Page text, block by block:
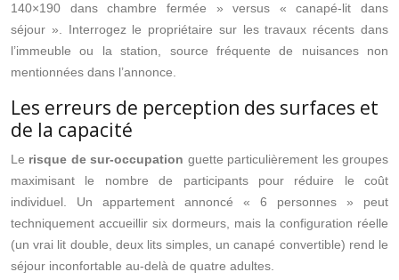
140×190 dans chambre fermée » versus « canapé-lit dans
séjour ». Interrogez le propriétaire sur les travaux récents dans
l’immeuble ou la station, source fréquente de nuisances non
mentionnées dans l’annonce.
Les erreurs de perception des surfaces et
de la capacité
Le risque de sur-occupation guette particulièrement les groupes
maximisant le nombre de participants pour réduire le coût
individuel. Un appartement annoncé « 6 personnes » peut
techniquement accueillir six dormeurs, mais la configuration réelle
(un vrai lit double, deux lits simples, un canapé convertible) rend le
séjour inconfortable au-delà de quatre adultes.